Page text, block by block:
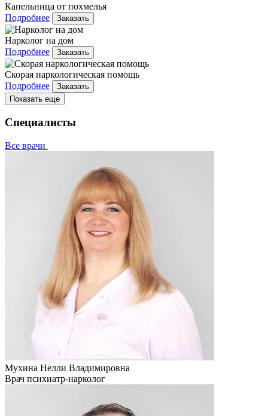
Капельница от похмелья
Подробнее
Заказать
Нарколог на дом
Подробнее
Заказать
Скорая наркологическая помощь
Подробнее
Заказать
Показать еще
Специалисты
Все врачи
Мухина Нелли Владимировна
Врач психиатр-нарколог